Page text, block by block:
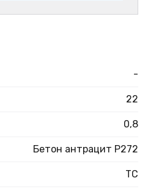
-
22
0,8
Бетон антрацит Р272
ТС